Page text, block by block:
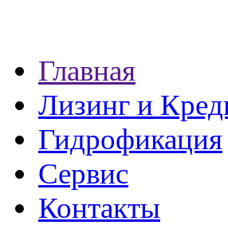
Главная
Лизинг и
Гидрофикация
Сервис
Контакты